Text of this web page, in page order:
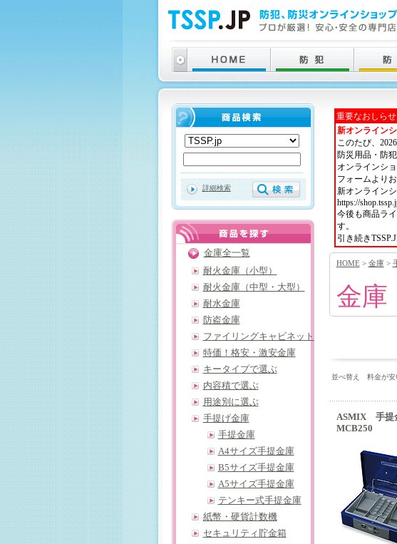
重要なおしらせ
新オンライン
このたび、
防災用品・防
オンラインシ
フォームより
新オンライン
https://
今後も商品ラ
す。
引き続き
HOME > 金庫>
金庫
並べ替え 料金が
ASMIX 手提
MCB250
詳細検索
金庫全一覧
耐火金庫（小型）
耐火金庫（中型・大型）
耐水金庫
防盗金庫
ファイリングキャビネット
特価！格安・激安金庫
キータイプで選ぶ
内容積で選ぶ
用途別に選ぶ
手提げ金庫
手提金庫
A4サイズ手提金庫
B5サイズ手提金庫
A5サイズ手提金庫
テンキー式手提金庫
紙幣・硬貨計数機
セキュリティ貯金箱